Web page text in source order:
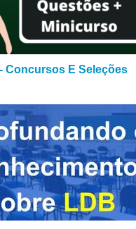
Concursos E Seleções